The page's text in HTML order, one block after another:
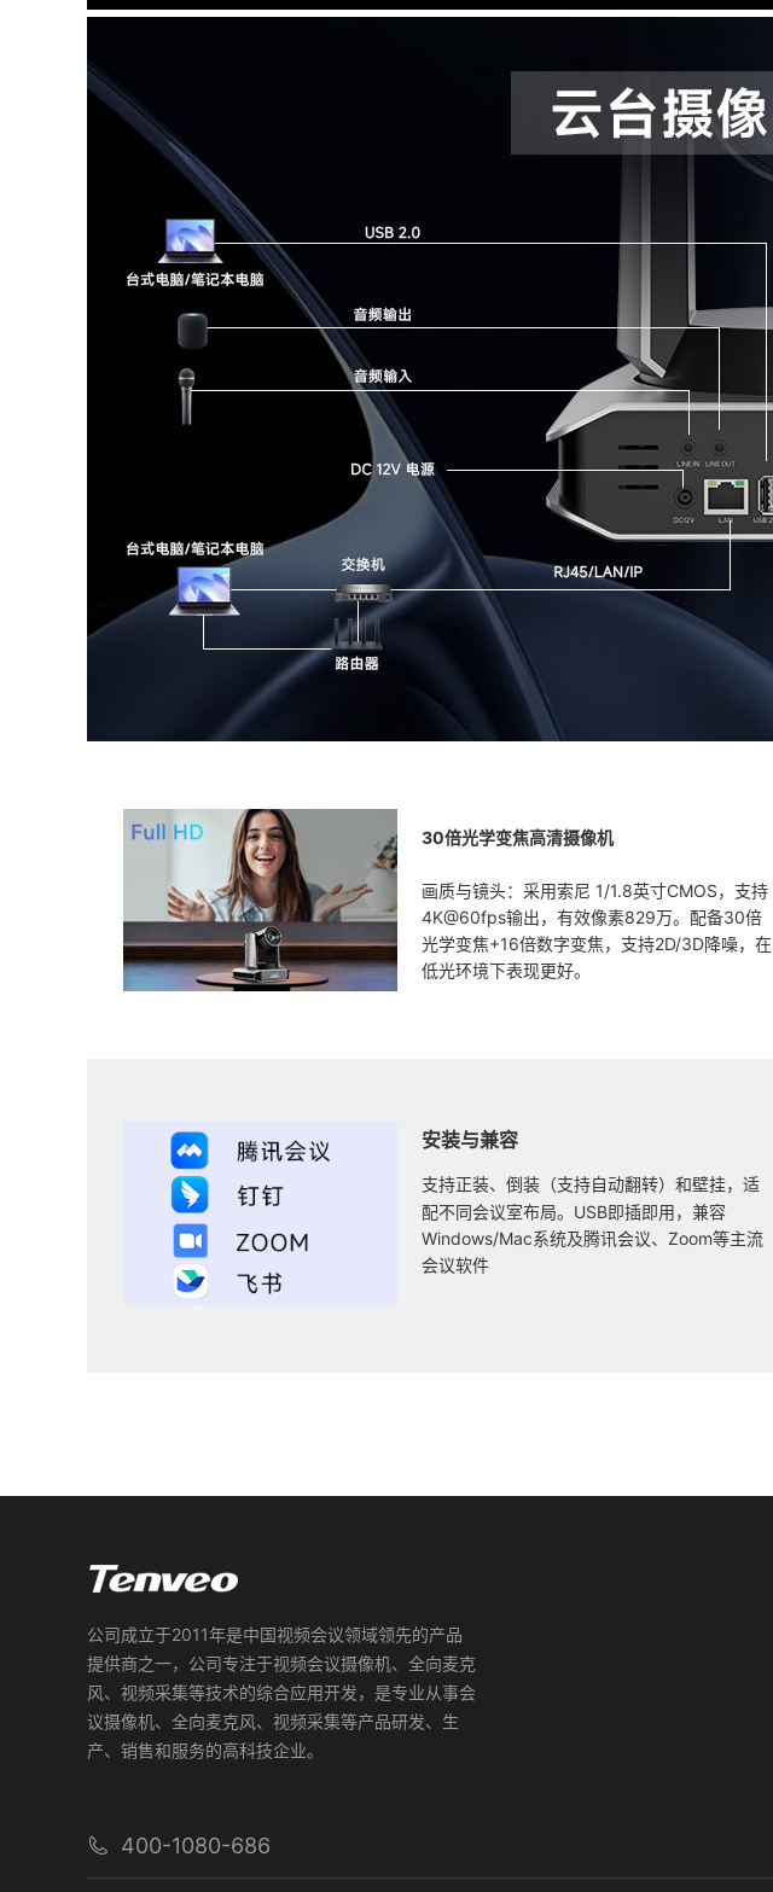
30倍光学变焦高清摄像机
画质与镜头：采用索尼 1/1.8英寸CMOS，支持
4K@60fps输出，有效像素829万。配备30倍
光学变焦+16倍数字变焦，支持2D/3D降噪，在
低光环境下表现更好。
安装与兼容
支持正装、倒装（支持自动翻转）和壁挂，适
配不同会议室布局。USB即插即用，兼容
Windows/Mac系统及腾讯会议、Zoom等主流
会议软件
公司成立于2011年是中国视频会议领域领先的产品
提供商之一，公司专注于视频会议摄像机、全向麦克
风、视频采集等技术的综合应用开发，是专业从事会
议摄像机、全向麦克风、视频采集等产品研发、生
产、销售和服务的高科技企业。
400-1080-686